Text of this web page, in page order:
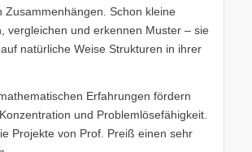
Zusammenhängen. Schon kleine
vergleichen und erkennen Muster – sie
natürliche Weise Strukturen in ihrer
Erfahrungen fördern
und Problemlösefähigkeit.
Projekte von Prof. Preiß einen sehr